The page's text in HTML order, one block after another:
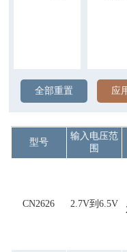
全部重置 应
型号
输入电压范
围
CN2626 2.7V到6.5V